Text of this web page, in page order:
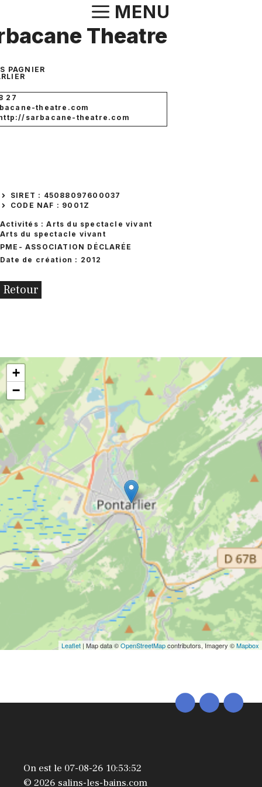
au
contenu
MENU
Theatre
PAGNIER
27
theatre.com
sarbacane-theatre.com
SIRET : 45088097600037
CODE NAF : 9001Z
Activités : Arts du spectacle vivant
Arts du spectacle vivant
PME - ASSOCIATION DÉCLARÉE
Date de création : 2012
Retour
+
−
Leaflet | Map data ©OpenStreetMapcontributors, Imagery ©Mapbox
On est le 07-08-26 10:53:52
© 2026 salins-les-bains.com